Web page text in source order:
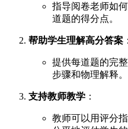
指导阅卷老师如
道题的得分点。
帮助学生理解高分答案 ：
提供每道题的完
步骤和物理解释。
支持教师教学 ：
教师可以用评分